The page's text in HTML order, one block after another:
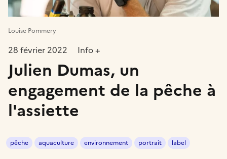
Louise Pommery
28 février 2022 Info +
Julien Dumas, un
engagement de la pêche à
l'assiette
pêche aquaculture environnement portrait label